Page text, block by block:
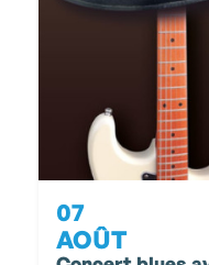
07
AOÛT